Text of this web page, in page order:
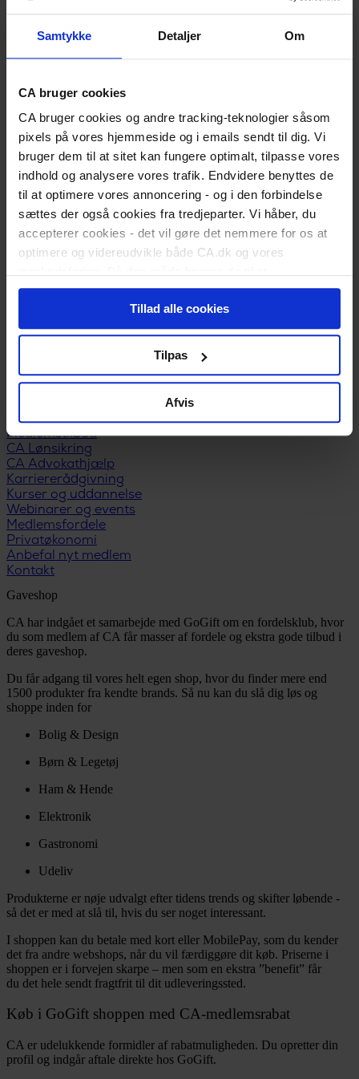
Samtykke Detaljer Om
CA bruger cookies
CA bruger cookies og andre tracking-teknologier såsom
pixels på vores hjemmeside og i emails sendt til dig. Vi
bruger dem til at sitet kan fungere optimalt, tilpasse vores
indhold og analysere vores trafik. Endvidere benyttes de
til at optimere vores annoncering - og i den forbindelse
sættes der også cookies fra tredjeparter. Vi håber, du
accepterer cookies - det vil gøre det nemmere for os at
optimere og videreudvikle både CA.dk og vores
personalisere indhold til dig, herunder på vores
hjemmeside, i emails og i annoncer. Ønsker du senere
hen at ændre dit cookie-samtykke, kan du altid gøre det
ved at klikke på "Cookiepolitik" nederst på alle sider.
Tillad alle cookies
Tilpas
Afvis
Skift status til nyuddannet
I job
Karriererådgivning
Løn og lønforhandling
Trivsel og arbejdsglæde
Karriereplan
Kompetenceudvikling
Karriereskift
Inspiration til jobsøgning
Selvstændig/freelancer
Ledelse
Ansættelsesforhold
Har du selv sagt op?
Dagpengeregler
Dagpengeberegner
Udfyld dagpengekort
Formularer
Løntilskud og praktik
Medlemstilbud
CA Lønsikring
CA Advokathjælp
Karriererådgivning
Kurser og uddannelse
Webinarer og events
Medlemsfordele
Privatøkonomi
Anbefal nyt medlem
Kontakt
Gaveshop
CA har indgået et samarbejde med GoGift om en fordelsklub, hvor
du som medlem af CA får masser af fordele og ekstra gode tilbud i
deres gaveshop.
Du får adgang til vores helt egen shop, hvor du finder mere end
1500 produkter fra kendte brands. Så nu kan du slå dig løs og
shoppe inden for
Bolig & Design
Børn & Legetøj
Ham & Hende
Elektronik
Gastronomi
Udeliv
Produkterne er nøje udvalgt efter tidens trends og skifter løbende -
så det er med at slå til, hvis du ser noget interessant.
I shoppen kan du betale med kort eller MobilePay, som du kender
det fra andre webshops, når du vil færdiggøre dit køb. Priserne i
shoppen er i forvejen skarpe – men som en ekstra ”benefit” får
du det hele sendt fragtfrit til dit udleveringssted.
Køb i GoGift shoppen med CA-medlemsrabat
CA er udelukkende formidler af rabatmuligheden. Du opretter din
profil og indgår aftale direkte hos GoGift.